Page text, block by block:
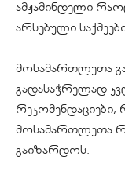
ამჟამინდელი
არსებული
მოსამართლეთა
გადასაჭრელად
მოსამართლეთა
გაიზარდოს.